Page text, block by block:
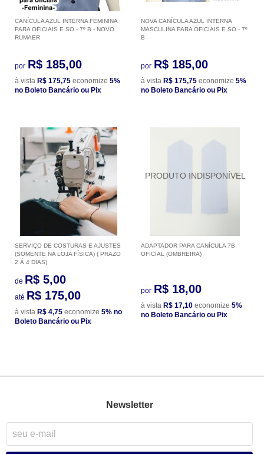
CANÍCULA AZUL INTERNA FEMININA
PARA OFICIAIS E SO - 7º B - NOVO
RUMAER
por R$ 185,00
à vista R$ 175,75 economize 5%
no Boleto Bancário ou Pix
NOVA CANÍCULA AZUL INTERNA
MASCULINA PARA OFICIAIS E SO - 7º
B
por R$ 185,00
à vista R$ 175,75 economize 5%
no Boleto Bancário ou Pix
SERVIÇO DE COSTURAS E AJUSTES
(SOMENTE NA LOJA FÍSICA) ( PRAZO
2 Á 4 DIAS)
de R$ 5,00
até R$ 175,00
à vista R$ 4,75 economize 5% no
Boleto Bancário ou Pix
ADAPTADOR PARA CANÍCULA 7B
OFICIAL (OMBREIRA)
por R$ 18,00
à vista R$ 17,10 economize 5%
no Boleto Bancário ou Pix
Newsletter